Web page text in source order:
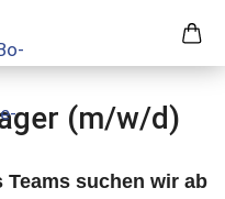
(m/w/d)
suchen wir ab